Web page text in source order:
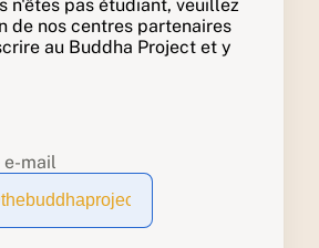
n'êtes pas étudiant, veuillez
de nos centres partenaires
au Buddha Project et y
e-mail